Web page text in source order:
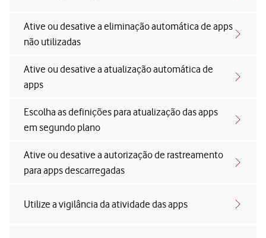
Ative ou desative a eliminação automática de apps
não utilizadas
Ative ou desative a atualização automática de
apps
Escolha as definições para atualização das apps
em segundo plano
Ative ou desative a autorização de rastreamento
para apps descarregadas
Utilize a vigilância da atividade das apps